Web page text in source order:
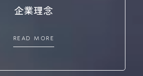
企業理念
READ MORE